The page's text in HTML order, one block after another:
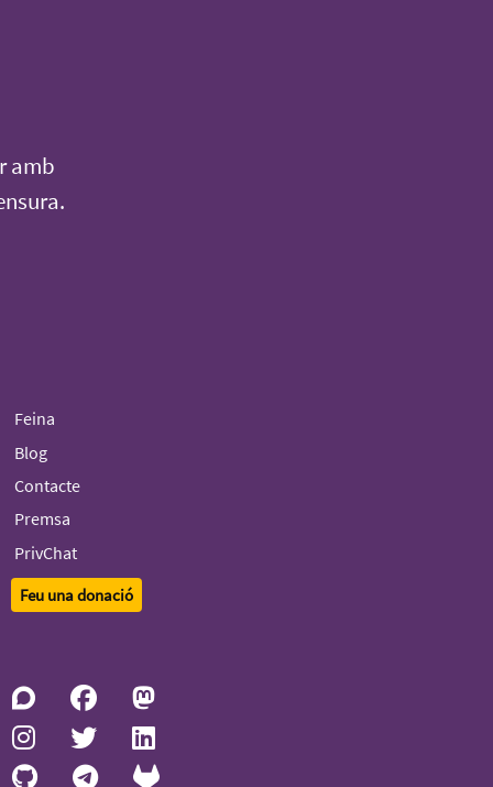
amb
Feina
Blog
Contacte
Premsa
PrivChat
Feu una donació